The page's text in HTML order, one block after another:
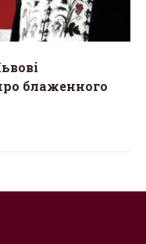
блаженного